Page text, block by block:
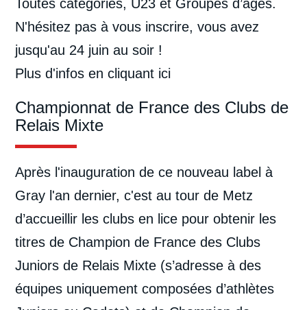
Toutes catégories, U23 et Groupes d’âges.
N'hésitez pas à vous inscrire, vous avez
jusqu'au 24 juin au soir !
Plus d'infosen cliquant ici
Championnat de France des Clubs de
Relais Mixte
Après l'inauguration de ce nouveau label à
Gray l'an dernier, c'est au tour de Metz
d’accueillir les clubs en lice pour obtenir les
titres de Champion de France des Clubs
Juniors de Relais Mixte (s’adresse à des
équipes uniquement composées d’athlètes